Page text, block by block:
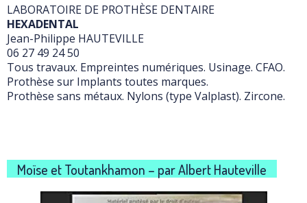
LABORATOIRE DE PROTHÈSE DENTAIRE
HEXADENTAL
Jean-Philippe HAUTEVILLE
06 27 49 24 50
Tous travaux. Empreintes numériques. Usinage. CFAO.
Prothèse sur Implants toutes marques.
Prothèse sans métaux. Nylons (type Valplast). Zircone.
Moïse et Toutankhamon – par Albert Hauteville